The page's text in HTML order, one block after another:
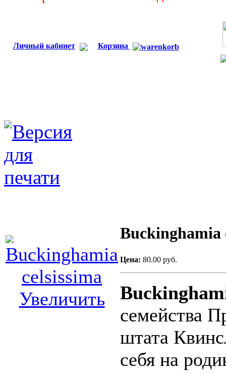
Личный кабинет Корзина
Увеличить
Buckinghamia
Цена: 80.00 руб.
семейства
штата
себя на